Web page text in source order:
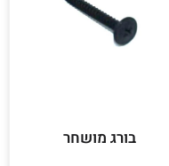
בורג מושחר